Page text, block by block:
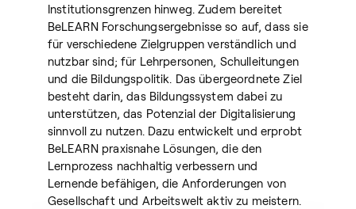
Institutionsgrenzen hinweg. Zudem bereitet
BeLEARN Forschungsergebnisse so auf, dass sie
für verschiedene Zielgruppen verständlich und
nutzbar sind; für Lehrpersonen, Schulleitungen
und die Bildungspolitik. Das übergeordnete Ziel
besteht darin, das Bildungssystem dabei zu
unterstützen, das Potenzial der Digitalisierung
sinnvoll zu nutzen. Dazu entwickelt und erprobt
BeLEARN praxisnahe Lösungen, die den
Lernprozess nachhaltig verbessern und
Lernende befähigen, die Anforderungen von
Gesellschaft und Arbeitswelt aktiv zu meistern.